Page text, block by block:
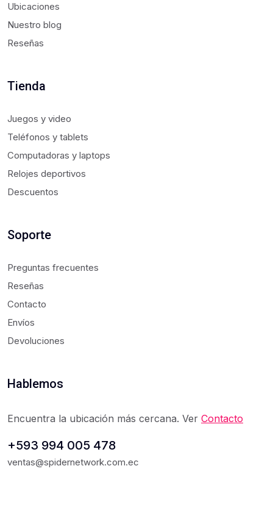
Ubicaciones
Nuestro blog
Reseñas
Tienda
Juegos y video
Teléfonos y tablets
Computadoras y laptops
Relojes deportivos
Descuentos
Soporte
Preguntas frecuentes
Reseñas
Contacto
Envíos
Devoluciones
Hablemos
Encuentra la ubicación más cercana. Ver Contacto
+593 994 005 478
ventas@spidernetwork.com.ec